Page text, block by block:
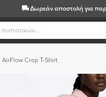
Δωρεάν αποστολήγια
AirFlow Crop T-Shirt